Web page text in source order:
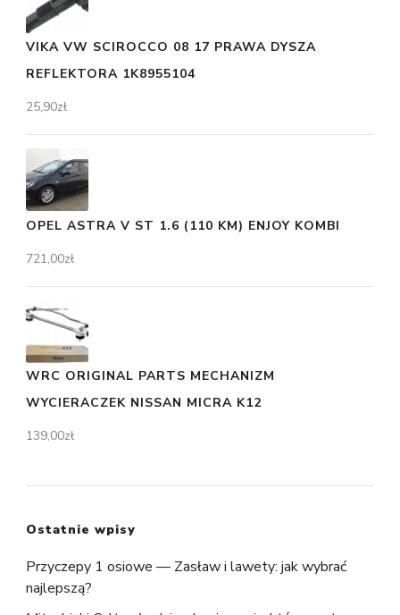
VIKA VW SCIROCCO 08 17 PRAWA DYSZA
REFLEKTORA 1K8955104
25,90zł
OPEL ASTRA V ST 1.6 (110 KM) ENJOY KOMBI
721,00zł
WRC ORIGINAL PARTS MECHANIZM
WYCIERACZEK NISSAN MICRA K12
139,00zł
Ostatnie wpisy
Przyczepy 1 osiowe — Zasław i lawety: jak wybrać
najlepszą?